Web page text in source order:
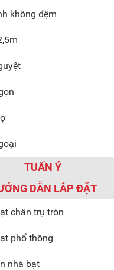
không đệm
TUẤN Ý
DẪN LẮP ĐẶT
chân trụ tròn
phổ thông
nhà bạt